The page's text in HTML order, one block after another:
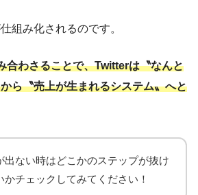
組み化されるのです。
合わさることで、Twitterは〝なんと
ら〝売上が生まれるシステム〟へと
出ない時はどこかのステップが抜け
かチェックしてみてください！